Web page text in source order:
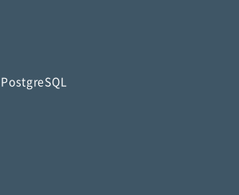
PostgreSQL